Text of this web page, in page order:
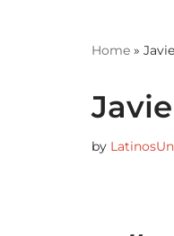
Home »
by